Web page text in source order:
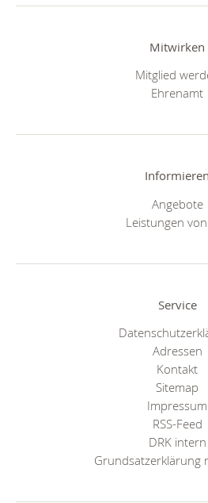
Mitwirken
Mitglied
Ehrenamt
Informieren
Angebote
Leistungen
Service
Adressen
Kontakt
Sitemap
Impressum
RSS-Feed
DRK intern
Grundsatzerklärung